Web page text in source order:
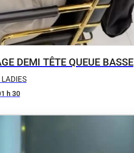
DEMI TÊTE QUEUE BASSE
h 30